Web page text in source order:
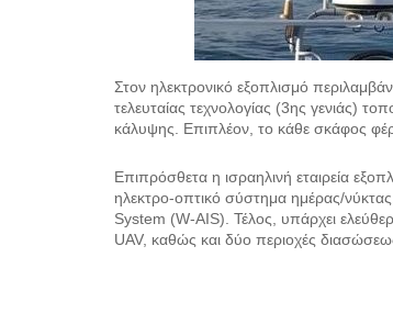
Στον ηλεκτρονικό εξοπλισμό
τελευταίας τεχνολογίας (3ης γενιάς)
κάλυψης. Επιπλέον, το κάθε σκάφος
Επιπρόσθετα η ισραηλινή εταιρεία
ηλεκτρο-οπτικό σύστημα ημέρας/
System (W-AIS). Τέλος, υπάρχει
UAV, καθώς και δύο περιοχές